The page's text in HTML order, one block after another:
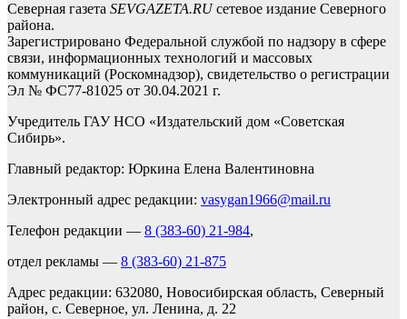
Северная газета SEVGAZETA.RUсетевое издание Северного
района.
Зарегистрировано Федеральной службой по надзору в сфере
связи, информационных технологий и массовых
коммуникаций (Роскомнадзор), свидетельство о регистрации
Эл № ФС77-81025 от 30.04.2021 г.
Учредитель ГАУ НСО «Издательский дом «Советская
Сибирь».
Главный редактор: Юркина Елена Валентиновна
Электронный адрес редакции: vasygan1966@mail.ru
Телефон редакции — 8 (383-60) 21-984,
отдел рекламы — 8 (383-60) 21-875
Адрес редакции: 632080, Новосибирская область, Северный
район, с. Северное, ул. Ленина, д. 22